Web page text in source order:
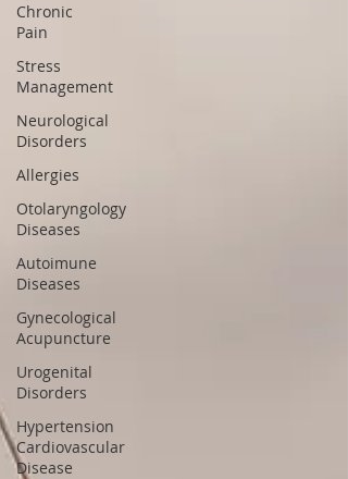
Chronic
Pain
Stress
Management
Neurological
Disorders
Allergies
Otolaryngology
Diseases
Autoimune
Diseases
Gynecological
Acupuncture
Urogenital
Disorders
Hypertension
Cardiovascular
Disease